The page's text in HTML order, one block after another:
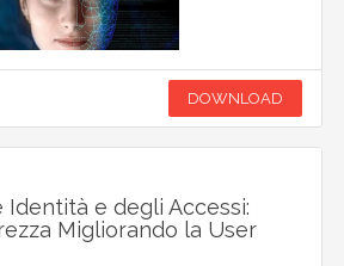
DOWNLOAD
e degli Accessi:
Migliorando la User